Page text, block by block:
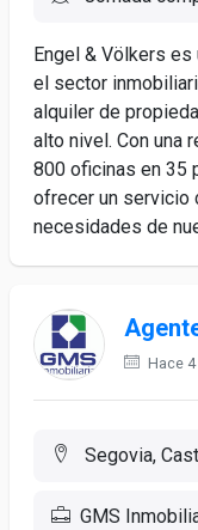
Engel & Völkers
el sector
alquiler de
alto nivel. Con una
800 oficinas en 35
ofrecer un servicio
necesidades de
Hace
Segovia,
GMS